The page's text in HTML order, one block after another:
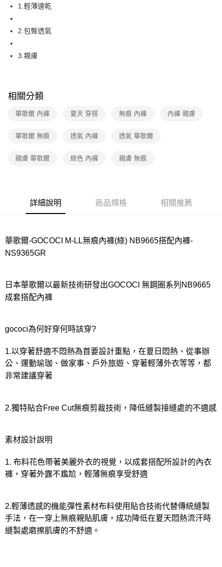
每筆NT$80，滿NT$1,000(含以上)免運費
付款後全家取貨
7-11取貨付款
付款後7-11取貨
每筆NT$80，滿NT$1,000(含以上)免運費
離島
每筆NT$80，滿NT$1,000(含以上)免運費
1.輕薄速乾
2.包臀透氣
3.親膚
相關分類
華歌爾 內褲 夏天 穿搭 無痕 內褲 內褲 親膚
華歌爾 無痕 透氣 內褲 透氣 華歌爾
親膚 華歌爾 綠色 內褲 親膚 無痕
詳細說明 商品規格 相關推薦
華歌爾-GOCOCI M-LL無痕內褲(綠) NB9665搭配內褲-
NS9365GR
日本華歌爾以最新技術研發出GOCOCI 無鋼圈系列NB9665
成套搭配內褲
gococi為何好穿何時該穿?
1.以穿著舒適不悶熱為首要設計重點，在夏日悶熱、從事辦
公、運動瑜珈、做家事、戶外旅遊、穿著輕薄外衣等等，都
非常建議穿著
2.獨特貼合Free Cut無痕剪裁技術，降低縫製接縫處的不適感
素材設計說明
1. 布料花色帶著美麗外衣的視覺，以成套搭配所設計的內衣
褲，穿著外露不尷尬，輕薄無痕享受舒適
2.輕薄透感的機能彈性素材布料使用貼合技術代替傳統縫製
手法，在一穿上無痕親貼肌膚，成功降低在夏天悶熱流汗時
縫製處磨擦肌膚的不舒適。